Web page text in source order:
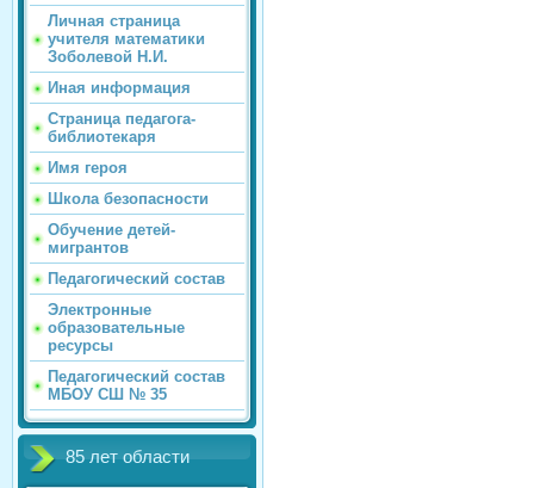
Личная страница
учителя математики
Зоболевой Н.И.
Иная информация
Страница педагога-
библиотекаря
Имя героя
Школа безопасности
Обучение детей-
мигрантов
Педагогический состав
Электронные
образовательные
ресурсы
Педагогический состав
МБОУ СШ № 35
85 лет области